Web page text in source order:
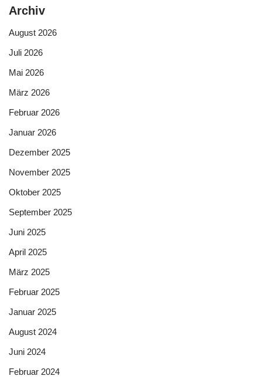
Archiv
August 2026
Juli 2026
Mai 2026
März 2026
Februar 2026
Januar 2026
Dezember 2025
November 2025
Oktober 2025
September 2025
Juni 2025
April 2025
März 2025
Februar 2025
Januar 2025
August 2024
Juni 2024
Februar 2024